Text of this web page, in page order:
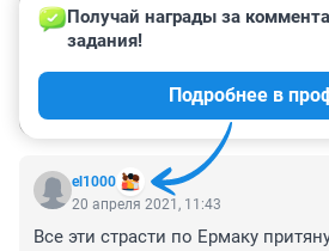
el1000
Получай награды за
задания!
Подробнее в
20 апреля 2021, 11:43
Все эти страсти по Ермаку